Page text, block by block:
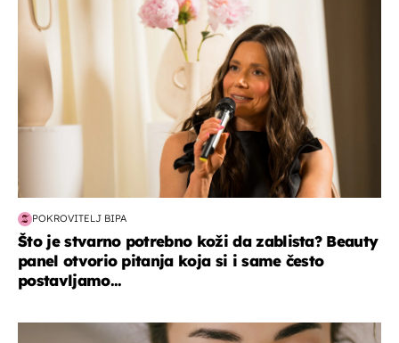
POKROVITELJ BIPA
Što je stvarno potrebno koži da zablista? Beauty
panel otvorio pitanja koja si i same često
postavljamo...
moda & ljepota